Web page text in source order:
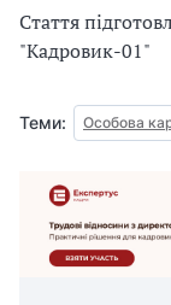
Стаття
"Кадровик-01"
Теми: Особова